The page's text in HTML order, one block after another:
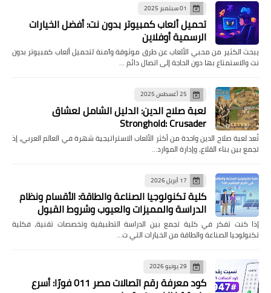
01 سبتمبر 2025
تحميل ألعاب كمبيوتر بدون نت: أفضل الخيارات
الرسمية أوفلاين
يبحث الكثير من محبي الألعاب عن طرق موثوقة وآمنة لتحميل ألعاب كمبيوتر بدون
نت والاستمتاع بها دون الحاجة إلى اتصال دائم …
25 أغسطس 2025
لعبة صلاح الدين: الدليل الشامل لعشاق
Stronghold: Crusader
تُعد لعبة صلاح الدين واحدة من أكثر الألعاب الاستراتيجية شهرة في العالم العربي، إذ
تجمع بين بناء القلاع، وإدارة الموارد…
17 أبريل 2026
كلية تكنولوجيا الصناعة والطاقة: الأقسام ونظام
الدراسة والمميزات والعيوب وشروط القبول
إذا كنت تفكر في كلية تجمع بين الدراسة التطبيقية وتخصصات تقنية، فكلية
تكنولوجيا الصناعة والطاقة من الخيارات التي ت…
29 يونيو 2026
كود معرفة رقم اتصالات مصر 011 فورًا: أسرع